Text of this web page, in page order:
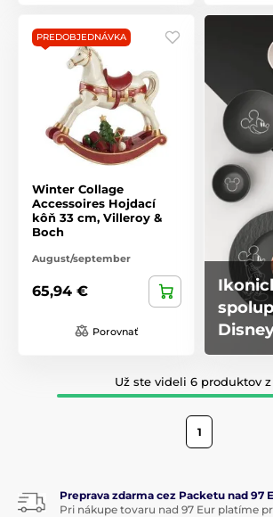
PREDOBJEDNÁVKA
Winter Collage
Accessoires Hojdací
kôň 33 cm, Villeroy &
Boch
August/september
65,94 €
Porovnať
Už ste videli 6 produktov z
1
Preprava zdarma cez Packetu nad 97
Pri nákupe tovaru nad 97 Eur platíme